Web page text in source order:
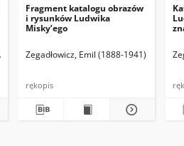
Reischer Leopold (red. naczelny) Hamann
Fragment katalogu obrazów
i rysunków Ludwika
Misky’ego
Zegadłowicz, Emil (1888-1941)
rękopis